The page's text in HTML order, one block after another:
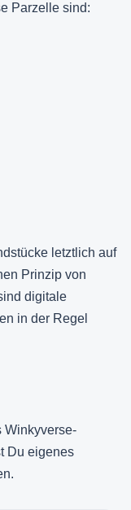
Parzelle sind:
letztlich auf
Prinzip von
digitale
in der Regel
Winkyverse-
Du eigenes